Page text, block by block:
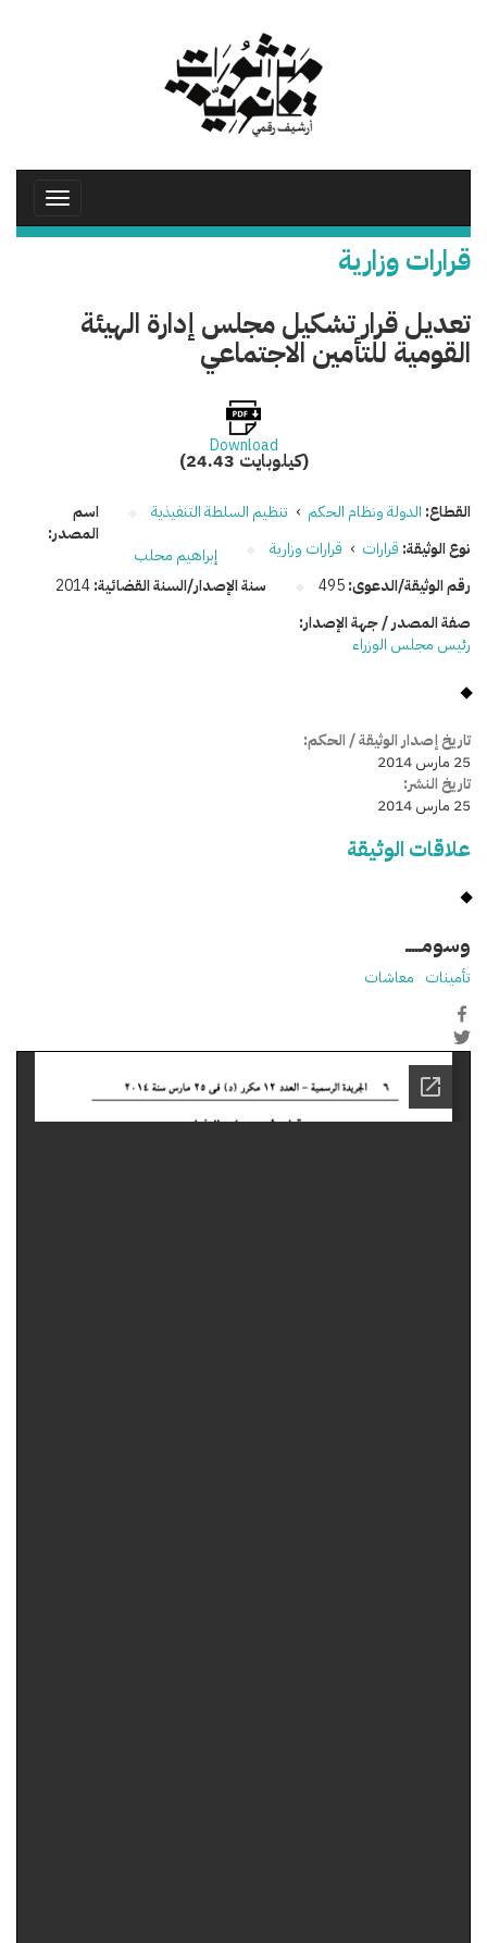
Toggle
قرارات وزارية
تعديل قرار تشكيل مجلس إدارة الهيئة
القومية للتأمين الاجتماعي
Download
(24.43 كيلوبايت)
القطاع: الدولة ونظام الحكم › تنظيم السلطة التنفيذية
نوع الوثيقة: قرارات › قرارات وزارية
رقم الوثيقة/الدعوى:495 سنة الإصدار/السنة القضائية:2014
اسم
المصدر:
إبراهيم محلب
صفة المصدر / جهة الإصدار:
رئيس مجلس الوزراء
تاريخ إصدار الوثيقة / الحكم:
25 مارس 2014
تاريخ النشر:
25 مارس 2014
علاقات الوثيقة
وسومـــــ
تأمينات معاشات